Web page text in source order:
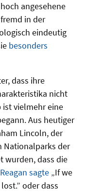
angesehene
in der
eindeutig
besonders
dass ihre
nicht
ist vielmehr eine
Aus heutiger
Lincoln, der
Nationalparks der
wurden, dass die
sagte „If we
oder dass